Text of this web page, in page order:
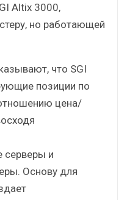
Altix 3000,
но работающей
что SGI
позиции по
цена/
серверы и
Основу для